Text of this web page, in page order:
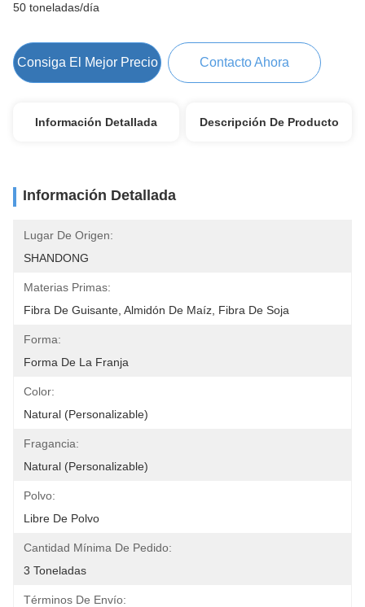
50 toneladas/día
Consiga El Mejor Precio Contacto Ahora
Información Detallada Descripción De Producto
Información Detallada
Lugar De Origen:
SHANDONG
Materias Primas:
Fibra De Guisante, Almidón De Maíz, Fibra De Soja
Forma:
Forma De La Franja
Color:
Natural (Personalizable)
Fragancia:
Natural (Personalizable)
Polvo:
Libre De Polvo
Cantidad Mínima De Pedido:
3 Toneladas
Términos De Envío: